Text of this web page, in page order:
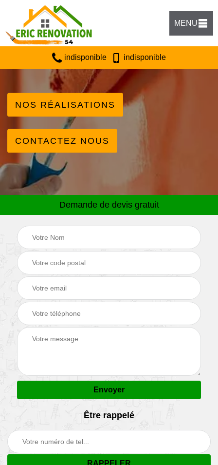
MENU
indisponible indisponible
NOS RÉALISATIONS
CONTACTEZ NOUS
Demande de devis gratuit
Être rappelé